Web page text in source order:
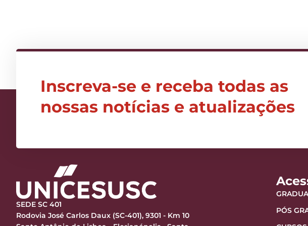
Inscreva-se e receba todas as
nossas notícias e atualizações
SEDE SC 401
Rodovia José Carlos Daux (SC-401), 9301 - Km 10
PÓS